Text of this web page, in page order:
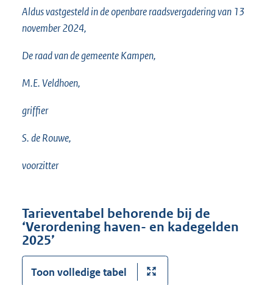
Aldus vastgesteld in de openbare raadsvergadering van 13
november 2024,
De raad van de gemeente Kampen,
M.E. Veldhoen,
griffier
S. de Rouwe,
voorzitter
Tarieventabel behorende bij de
‘Verordening haven- en kadegelden
2025’
Toon volledige tabel